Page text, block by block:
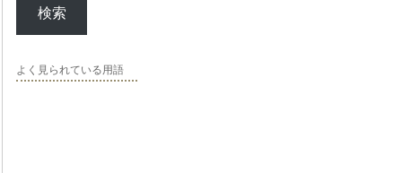
検索
よく見られている用語